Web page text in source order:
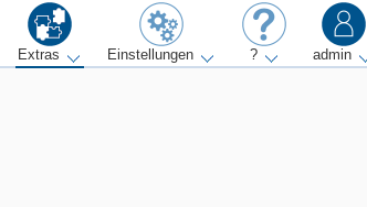
Extras Einstellungen ? admin